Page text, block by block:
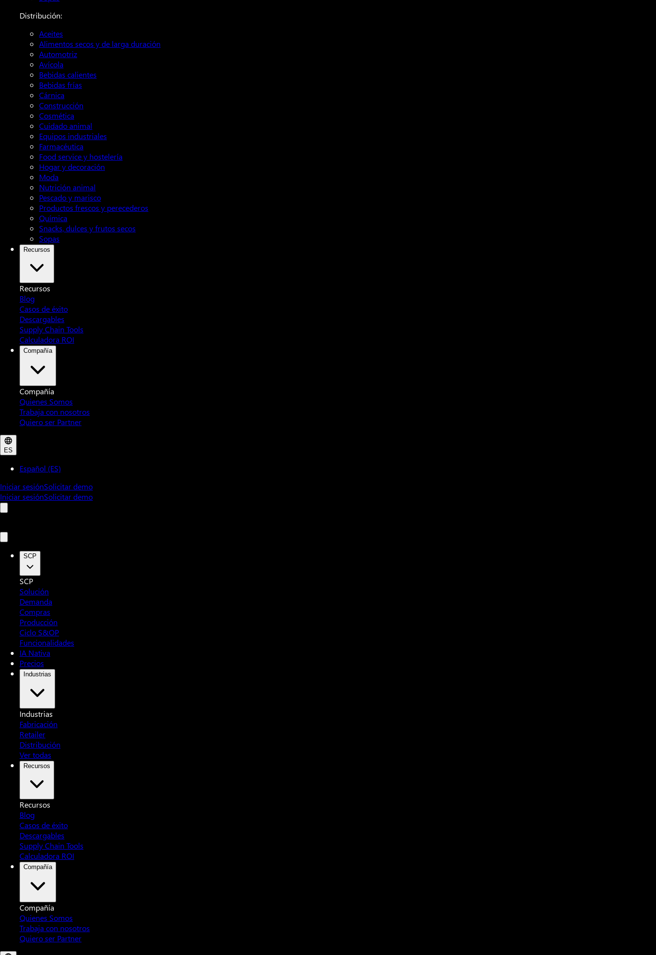
Distribución:
Aceites
Alimentos secos y de larga duración
Automotriz
Avícola
Bebidas calientes
Bebidas frías
Cárnica
Construcción
Cosmética
Cuidado animal
Equipos industriales
Farmacéutica
Food service y hostelería
Hogar y decoración
Moda
Nutrición animal
Pescado y marisco
Productos frescos y perecederos
Química
Snacks, dulces y frutos secos
Sopas
Recursos
Recursos
Blog
Casos de éxito
Descargables
Supply Chain Tools
Calculadora ROI
Compañía
Compañía
Quienes Somos
Trabaja con nosotros
Quiero ser Partner
ES
Español (ES)
Iniciar sesiónSolicitar demo
Iniciar sesiónSolicitar demo
SCP
SCP
Solución
Demanda
Compras
Producción
Ciclo S&OP
Funcionalidades
IA Nativa
Precios
Industrias
Industrias
Fabricación
Retailer
Distribución
Ver todas
Recursos
Recursos
Blog
Casos de éxito
Descargables
Supply Chain Tools
Calculadora ROI
Compañía
Compañía
Quienes Somos
Trabaja con nosotros
Quiero ser Partner